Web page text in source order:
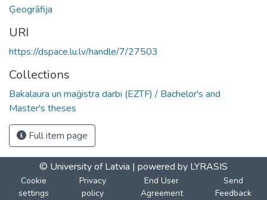
Ģeogrāfija
URI
https://dspace.lu.lv/handle/7/27503
Collections
Bakalaura un maģistra darbi (EZTF) / Bachelor's and
Master's theses
Full item page
© University of Latvia | powered by LYRASIS
Cookie
settings
Privacy
policy
End User
Agreement
Send
Feedback